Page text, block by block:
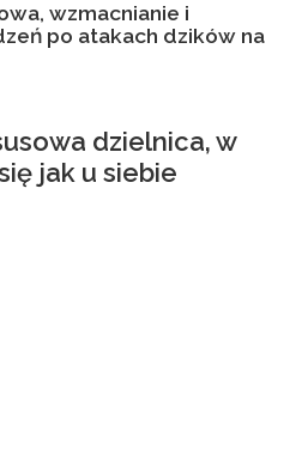
wzmacnianie i
po atakach dzików na
dzielnica, w
jak u siebie